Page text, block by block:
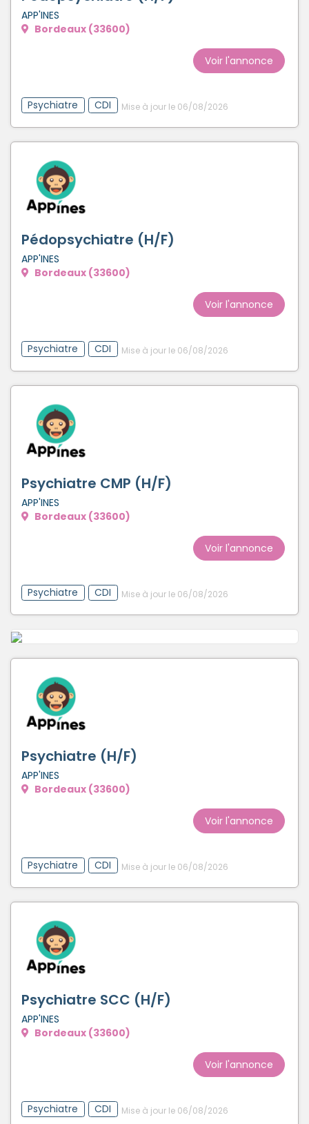
APP'INES
Bordeaux (33600)
Voir l'annonce
Psychiatre CDI Mise à jour le 06/08/2026
Pédopsychiatre (H/F)
APP'INES
Bordeaux (33600)
Voir l'annonce
Psychiatre CDI Mise à jour le 06/08/2026
Psychiatre CMP (H/F)
APP'INES
Bordeaux (33600)
Voir l'annonce
Psychiatre CDI Mise à jour le 06/08/2026
Psychiatre (H/F)
APP'INES
Bordeaux (33600)
Voir l'annonce
Psychiatre CDI Mise à jour le 06/08/2026
Psychiatre SCC (H/F)
APP'INES
Bordeaux (33600)
Voir l'annonce
Psychiatre CDI Mise à jour le 06/08/2026